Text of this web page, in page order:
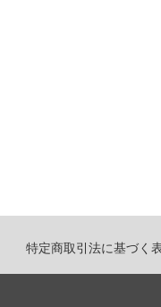
特定商取引法に基づく